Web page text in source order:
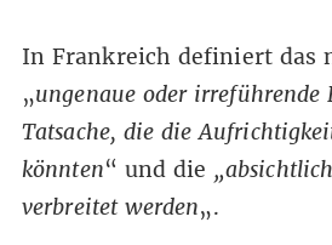
In Frankreich definiert das
„ungenaue oder irreführende
Tatsache, die die
könnten“ und die
verbreitet werden„.